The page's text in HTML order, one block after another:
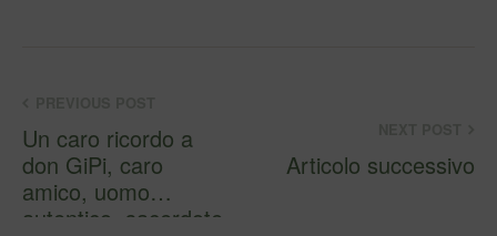
Un caro ricordo a
don GiPi, caro
amico, uomo
autentico, sacerdote
Articolo successivo